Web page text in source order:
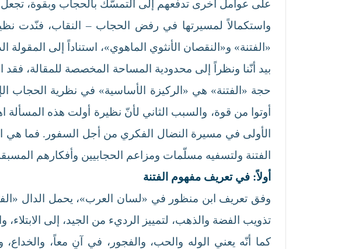
على عوامل أخرى تدفعهم إلى التمسّك بالحجاب وبقوة، تجعل
واستكمالاً لمسيرتها في رفض الحجاب – النقاب، فنّدت
«الفتنة» و«النقصان الأنثوي الماهوي»، استناداً إلى
بيد أنّنا ونظراً إلى محدودية المساحة المخصصة للمقالة،
حجة «الفتنة» هي «الركيزة الأساسية» في نظرية الحجاب
أوتوا من قوة، والسبب الثاني لأنّ نظيرة أولت هذه المسألة
الأولى في مسيرة النضال الفكري من أجل السفور. فما هي
الفتنة ولتسفيه مسلّمات ومزاعم الحجابيين وأفكارهم
أولاً: في تعريف مفهوم الفتنة
وفق تعريف ابن منظور في «لسان العرب»، يحمل الدال
تذويب الفضة والذهب، لتمييز الرديء من الجيد، إلى الابتلاء،
كما أنّه يعني الوله والحب، والفجور، في آنٍ معاً، والخداع،